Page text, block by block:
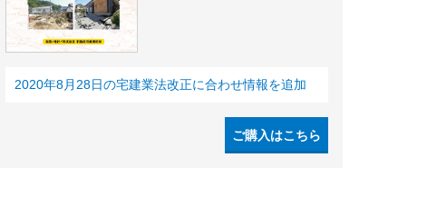
2020年8月28日の宅建業法改正に合わせ情報を追加
ご購入はこちら